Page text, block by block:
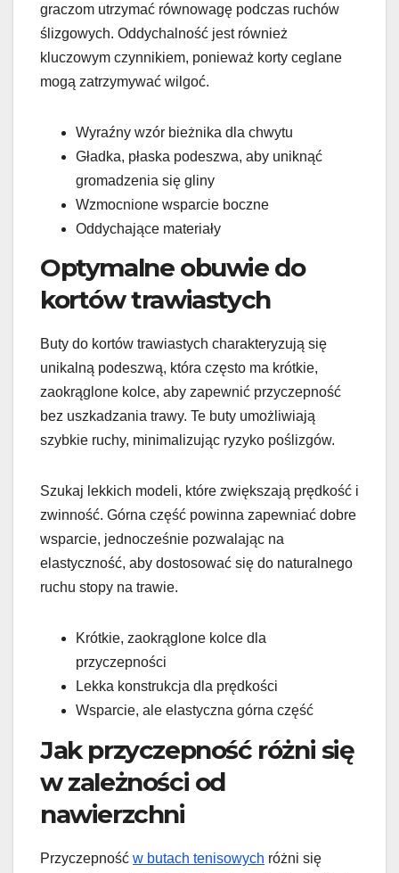
graczom utrzymać równowagę podczas ruchów
ślizgowych. Oddychalność jest również
kluczowym czynnikiem, ponieważ korty ceglane
mogą zatrzymywać wilgoć.
Wyraźny wzór bieżnika dla chwytu
Gładka, płaska podeszwa, aby uniknąć
gromadzenia się gliny
Wzmocnione wsparcie boczne
Oddychające materiały
Optymalne obuwie do
kortów trawiastych
Buty do kortów trawiastych charakteryzują się
unikalną podeszwą, która często ma krótkie,
zaokrąglone kolce, aby zapewnić przyczepność
bez uszkadzania trawy. Te buty umożliwiają
szybkie ruchy, minimalizując ryzyko poślizgów.
Szukaj lekkich modeli, które zwiększają prędkość i
zwinność. Górna część powinna zapewniać dobre
wsparcie, jednocześnie pozwalając na
elastyczność, aby dostosować się do naturalnego
ruchu stopy na trawie.
Krótkie, zaokrąglone kolce dla
przyczepności
Lekka konstrukcja dla prędkości
Wsparcie, ale elastyczna górna część
Jak przyczepność różni się
w zależności od
nawierzchni
Przyczepność w butach tenisowych różni się